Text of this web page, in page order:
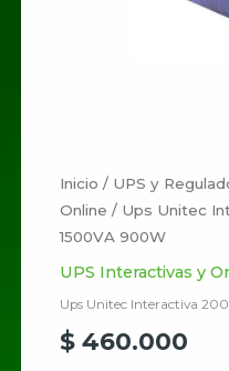
Inicio / UPS y
Online / Ups Unitec
1500VA 900W
UPS Interactivas y
Ups Unitec Interactiva
$ 460.000